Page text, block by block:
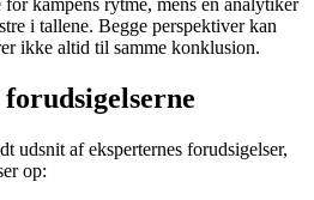
kampens rytme, mens en analytiker
i tallene. Begge perspektiver kan
ikke altid til samme konklusion.
udsnit af eksperternes forudsigelser,
op: